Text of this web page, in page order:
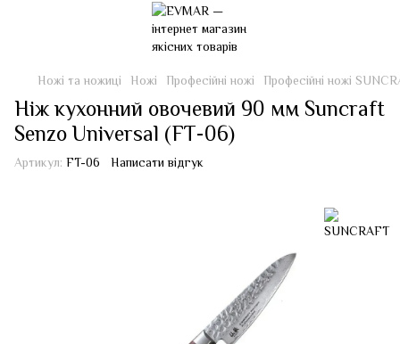
Ножі та ножиці Ножі Професійні ножі Професійні ножі
Ніж кухонний овочевий 90 мм Suncraft
Senzo Universal (FT-06)
Артикул: FT-06 Написати відгук